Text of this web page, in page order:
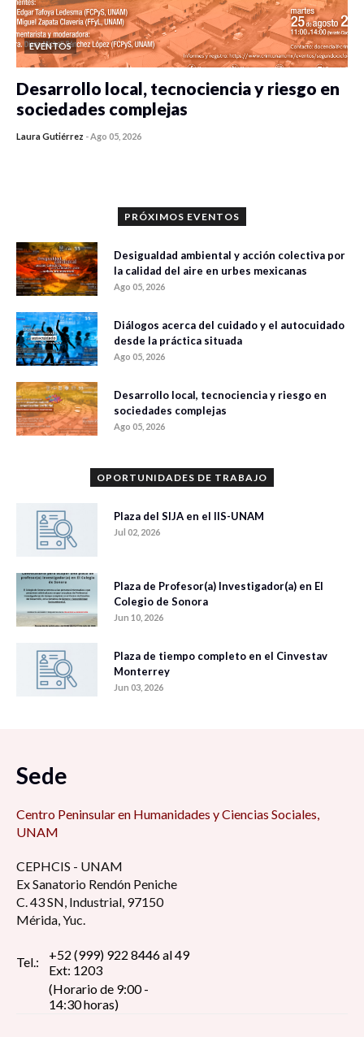
EVENTOS
Desarrollo local, tecnociencia y riesgo en
sociedades complejas
Laura Gutiérrez -Ago 05, 2026
PRÓXIMOS EVENTOS
Desigualdad ambiental y acción colectiva por
la calidad del aire en urbes mexicanas
Ago 05, 2026
Diálogos acerca del cuidado y el autocuidado
desde la práctica situada
Ago 05, 2026
Desarrollo local, tecnociencia y riesgo en
sociedades complejas
Ago 05, 2026
OPORTUNIDADES DE TRABAJO
Plaza del SIJA en el IIS-UNAM
Jul 02, 2026
Plaza de Profesor(a) Investigador(a) en El
Colegio de Sonora
Jun 10, 2026
Plaza de tiempo completo en el Cinvestav
Monterrey
Jun 03, 2026
Sede
Centro Peninsular en Humanidades y Ciencias Sociales,
UNAM
CEPHCIS - UNAM
Ex Sanatorio Rendón Peniche
C. 43 SN, Industrial, 97150
Mérida, Yuc.
Tel.:
+52 (999) 922 8446 al 49
Ext: 1203
(Horario de 9:00 -
14:30 horas)